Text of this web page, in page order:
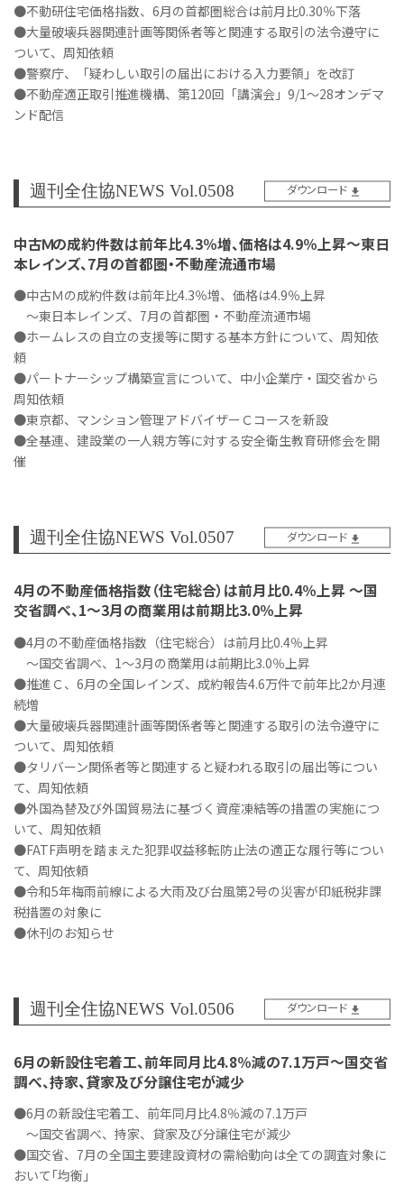
●不動研住宅価格指数、6月の首都圏総合は前月比0.30％下落
●大量破壊兵器関連計画等関係者等と関連する取引の法令遵守に
ついて、周知依頼
●警察庁、「疑わしい取引の届出における入力要領」を改訂
●不動産適正取引推進機構、第120回「講演会」9/1～28オンデマ
ンド配信
週刊全住協NEWS Vol.0508 ダウンロード
中古Ｍの成約件数は前年比4.3％増、価格は4.9％上昇～東日
本レインズ、7月の首都圏・不動産流通市場
●中古Ｍの成約件数は前年比4.3％増、価格は4.9％上昇
～東日本レインズ、7月の首都圏・不動産流通市場
●ホームレスの自立の支援等に関する基本方針について、周知依
頼
●パートナーシップ構築宣言について、中小企業庁・国交省から
周知依頼
●東京都、マンション管理アドバイザーＣコースを新設
●全基連、建設業の一人親方等に対する安全衛生教育研修会を開
催
週刊全住協NEWS Vol.0507 ダウンロード
4月の不動産価格指数（住宅総合）は前月比0.4％上昇 ～国
交省調べ、1～3月の商業用は前期比3.0％上昇
●4月の不動産価格指数（住宅総合）は前月比0.4％上昇
～国交省調べ、1～3月の商業用は前期比3.0％上昇
●推進Ｃ、6月の全国レインズ、成約報告4.6万件で前年比2か月連
続増
●大量破壊兵器関連計画等関係者等と関連する取引の法令遵守に
ついて、周知依頼
●タリバーン関係者等と関連すると疑われる取引の届出等につい
て、周知依頼
●外国為替及び外国貿易法に基づく資産凍結等の措置の実施につ
いて、周知依頼
●FATF声明を踏まえた犯罪収益移転防止法の適正な履行等につい
て、周知依頼
●令和5年梅雨前線による大雨及び台風第2号の災害が印紙税非課
税措置の対象に
●休刊のお知らせ
週刊全住協NEWS Vol.0506 ダウンロード
6月の新設住宅着工、前年同月比4.8％減の7.1万戸～国交省
調べ、持家、貸家及び分譲住宅が減少
●6月の新設住宅着工、前年同月比4.8％減の7.1万戸
～国交省調べ、持家、貸家及び分譲住宅が減少
●国交省、7月の全国主要建設資材の需給動向は全ての調査対象に
おいて｢均衡｣